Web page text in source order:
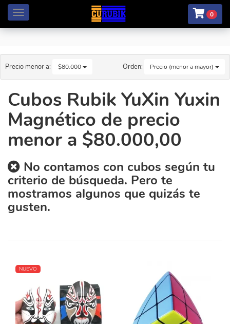
Menú 0
Precio menor a: $80.000 Orden: Precio (menor a mayor)
Cubos Rubik YuXin Yuxin
Magnético de precio
menor a $80.000,00
No contamos con cubos según tu
criterio de búsqueda. Pero te
mostramos algunos que quizás te
gusten.
NUEVO